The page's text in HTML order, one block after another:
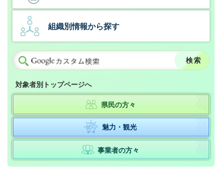
組織別情報から探す
対象者別トップページへ
県民の方々
魅力・観光
事業者の方々